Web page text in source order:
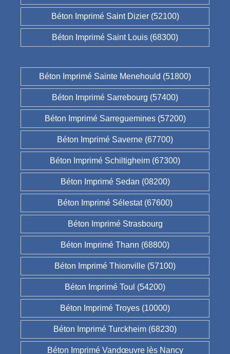
Béton Imprimé Saint Dizier (52100)
Béton Imprimé Saint Louis (68300)
Béton Imprimé Sainte Menehould (51800)
Béton Imprimé Sarrebourg (57400)
Béton Imprimé Sarreguemines (57200)
Béton Imprimé Saverne (67700)
Béton Imprimé Schiltigheim (67300)
Béton Imprimé Sedan (08200)
Béton Imprimé Sélestat (67600)
Béton Imprimé Strasbourg
Béton Imprimé Thann (68800)
Béton Imprimé Thionville (57100)
Béton Imprimé Toul (54200)
Béton Imprimé Troyes (10000)
Béton Imprimé Turckheim (68230)
Béton Imprimé Vandœuvre lès Nancy